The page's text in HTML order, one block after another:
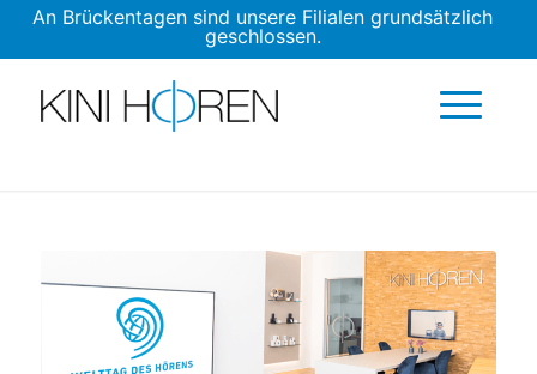
An Brückentagen sind unsere Filialen grundsätzlich
geschlossen.